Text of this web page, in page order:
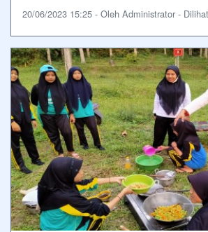
20/06/2023 15:25 - Oleh Administrator -